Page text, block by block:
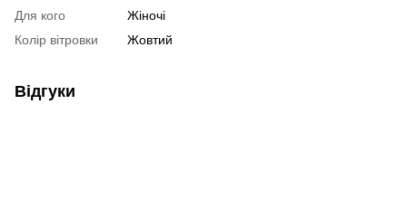
Для кого
Жіночі
Колір вітровки
Жовтий
Відгуки